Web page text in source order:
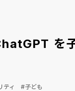
を
ティ #子ども